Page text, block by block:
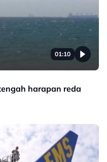
01:10
harapan reda